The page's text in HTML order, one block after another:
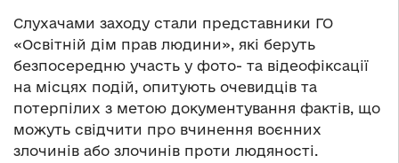
Слухачами заходу стали представники ГО
«Освітній дім прав людини», які беруть
безпосередню участь у фото- та відеофіксації
на місцях подій, опитують очевидців та
потерпілих з метою документування фактів, що
можуть свідчити про вчинення воєнних
злочинів або злочинів проти людяності.